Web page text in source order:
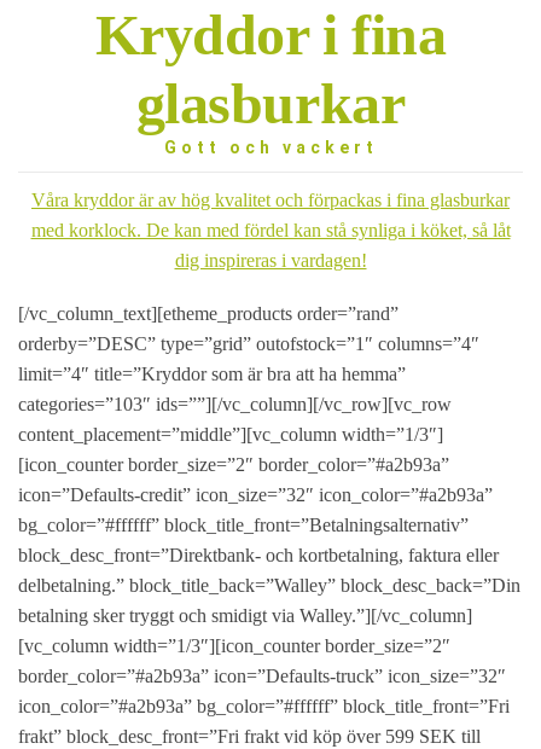
Kryddor i fina
glasburkar
Gott och vackert
Våra kryddor är av hög kvalitet och förpackas i fina glasburkar
med korklock. De kan med fördel kan stå synliga i köket, så låt
dig inspireras i vardagen!
[/vc_column_text][etheme_products order=”rand”
orderby=”DESC” type=”grid” outofstock=”1″ columns=”4″
limit=”4″ title=”Kryddor som är bra att ha hemma”
categories=”103″ ids=””][/vc_column][/vc_row][vc_row
content_placement=”middle”][vc_column width=”1/3″]
[icon_counter border_size=”2″ border_color=”#a2b93a”
icon=”Defaults-credit” icon_size=”32″ icon_color=”#a2b93a”
bg_color=”#ffffff” block_title_front=”Betalningsalternativ”
block_desc_front=”Direktbank- och kortbetalning, faktura eller
delbetalning.” block_title_back=”Walley” block_desc_back=”Din
betalning sker tryggt och smidigt via Walley.”][/vc_column]
[vc_column width=”1/3″][icon_counter border_size=”2″
border_color=”#a2b93a” icon=”Defaults-truck” icon_size=”32″
icon_color=”#a2b93a” bg_color=”#ffffff” block_title_front=”Fri
frakt” block_desc_front=”Fri frakt vid köp över 599 SEK till
över huvud
taget ska
fungera.
Statistik
För att vi ska
kunna
hemsidans
funktionalitet
uppbyggnad,
baserat på
hur hemsidan
Upplevelse
För att vår
hemsida ska
prestera så
bra som
möjligt